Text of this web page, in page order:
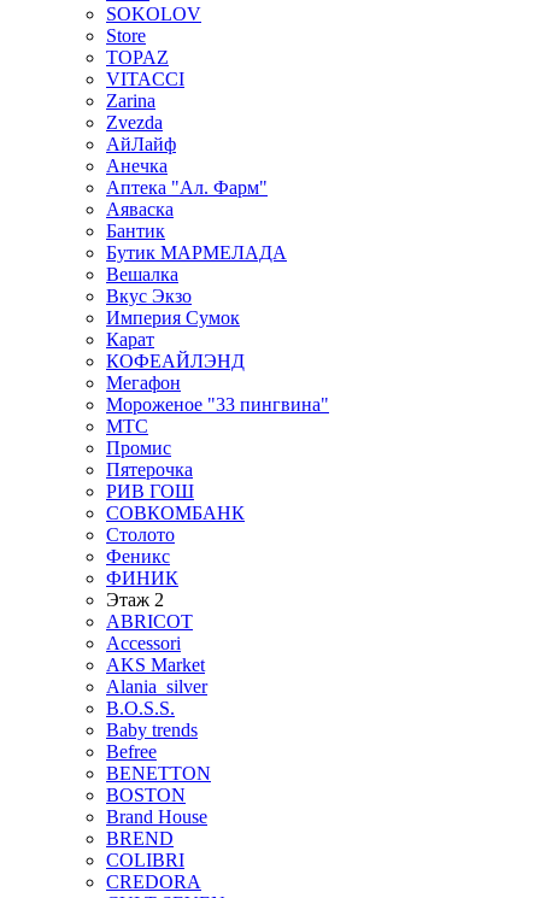
SOKOLOV
Store
TOPAZ
VITACCI
Zarina
Zvezda
АйЛайф
Анечка
Аптека "Ал. Фарм"
Аяваска
Бантик
Бутик МАРМЕЛАДА
Вешалка
Вкус Экзо
Империя Сумок
Карат
КОФЕАЙЛЭНД
Мегафон
Мороженое "33 пингвина"
МТС
Промис
Пятерочка
РИВ ГОШ
СОВКОМБАНК
Столото
Феникс
ФИНИК
Этаж 2
ABRICOT
Accessori
AKS Market
Alania_silver
B.O.S.S.
Baby trends
Befree
BENETTON
BOSTON
Brand House
BREND
COLIBRI
CREDORA